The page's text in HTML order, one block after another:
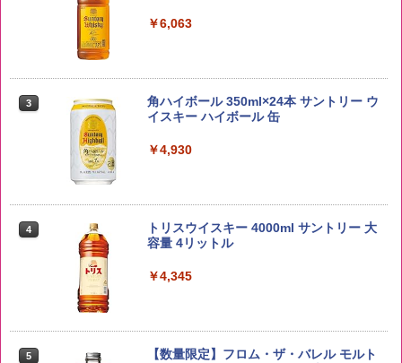
kg 業務用 お米マイスターブレンド
米 5kg
5kg
￥6,063
3
角ハイボール 350ml×24本 サントリー ウ
イスキー ハイボール 缶
￥4,930
4
トリスウイスキー 4000ml サントリー 大
容量 4リットル
￥4,345
5
【数量限定】フロム・ザ・バレル モルト